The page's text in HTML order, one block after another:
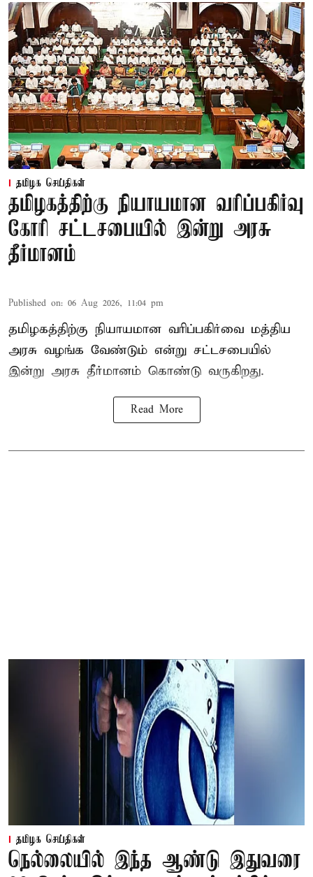
தமிழக செய்திகள்
தமிழகத்திற்கு நியாயமான வரிப்பகிர்வு
கோரி சட்டசபையில் இன்று அரசு
தீர்மானம்
Published on: 06 Aug 2026, 11:04 pm
தமிழகத்திற்கு நியாயமான வரிப்பகிர்வை மத்திய
அரசு வழங்க வேண்டும் என்று சட்டசபையில்
இன்று அரசு தீர்மானம் கொண்டு வருகிறது.
Read More
தமிழக செய்திகள்
நெல்லையில் இந்த ஆண்டு இதுவரை